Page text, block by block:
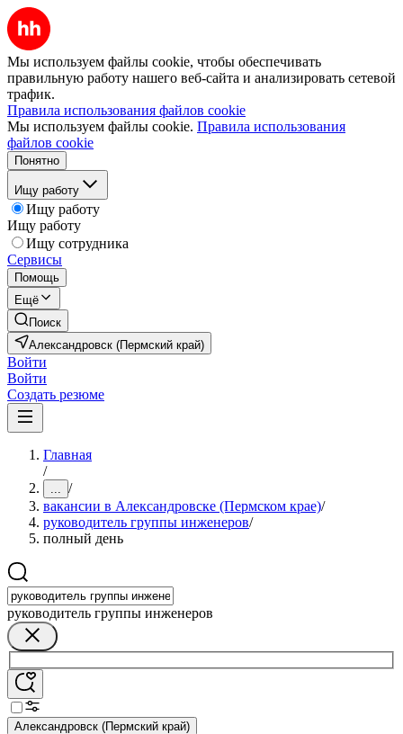
Мы используем файлы cookie, чтобы обеспечивать
правильную работу нашего веб-сайта и анализировать сетевой
трафик.
Правила использования файлов cookie
Мы используем файлы cookie. Правила использования
файлов cookie
Понятно
Ищу работу
Ищу работу
Ищу работу
Ищу сотрудника
Сервисы
Помощь
Ещё
Поиск
Александровск (Пермский край)
Войти
Войти
Создать резюме
Главная
/
... /
вакансии в Александровске (Пермском крае)/
руководитель группы инженеров/
полный день
руководитель группы инженеров
Александровск (Пермский край)